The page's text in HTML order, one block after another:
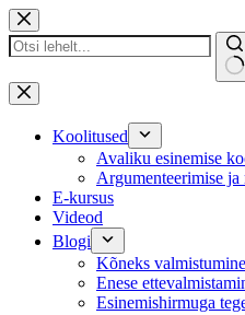
Skip
to
content
No
results
Koolitused
Avaliku esinemise
Argumenteerimise
E-kursus
Videod
Blogi
Kõneks valmistumine
Enese
Esinemishirmuga